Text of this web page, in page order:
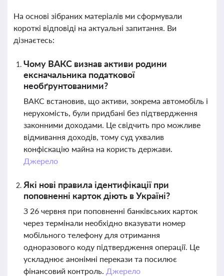
На основі зібраних матеріалів ми сформували
короткі відповіді на актуальні запитання. Ви
дізнаєтесь:
Чому ВАКС визнав активи родини
ексначальника податкової
необґрунтованими?
ВАКС встановив, що активи, зокрема автомобіль і
нерухомість, були придбані без підтвердження
законними доходами. Це свідчить про можливе
відмивання доходів, тому суд ухвалив
конфіскацію майна на користь держави.
Джерело
Які нові правила ідентифікації при
поповненні карток діють в Україні?
З 26 червня при поповненні банківських карток
через термінали необхідно вказувати номер
мобільного телефону для отримання
одноразового коду підтвердження операції. Це
ускладнює анонімні перекази та посилює
фінансовий контроль. Джерело